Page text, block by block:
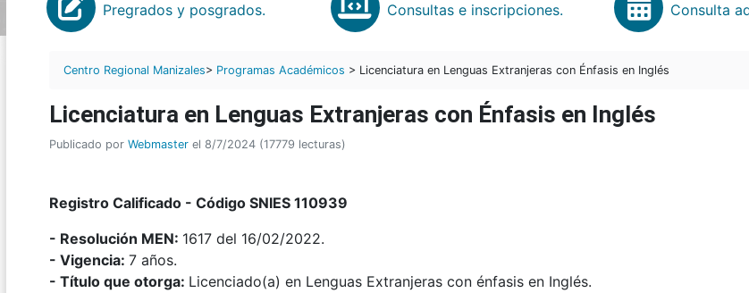
Pregrados y posgrados.
Consultas e inscripciones.
Consulta
Centro Regional Manizales> Programas Académicos > Licenciatura en Lenguas Extranjeras con Énfasis en Inglés
Licenciatura en Lenguas Extranjeras con Énfasis en Inglés
Publicado por Webmaster el 8/7/2024 (17779 lecturas)
Registro Calificado - Código SNIES 110939
- Resolución MEN: 1617 del 16/02/2022.
- Vigencia: 7 años.
- Título que otorga: Licenciado(a) en Lenguas Extranjeras con énfasis en Inglés.